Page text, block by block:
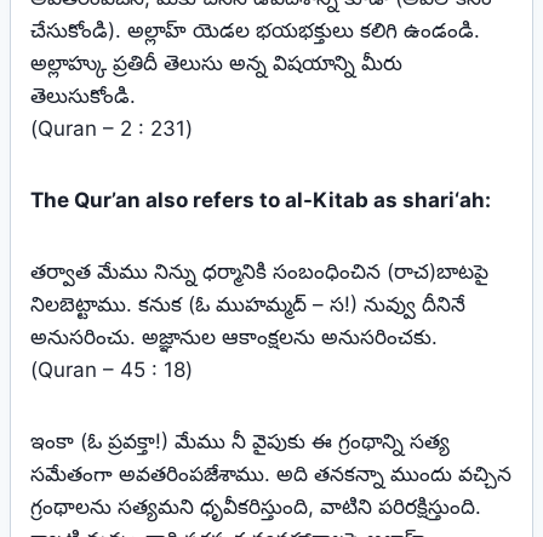
చేసుకోండి). అల్లాహ్ యెడల భయభక్తులు కలిగి ఉండండి.
అల్లాహ్కు ప్రతిదీ తెలుసు అన్న విషయాన్ని మీరు
తెలుసుకోండి.
(Quran – 2 : 231)
The Qur’an also refers to al-Kitab as shari‘ah:
తర్వాత మేము నిన్ను ధర్మానికి సంబంధించిన (రాచ)బాటపై
నిలబెట్టాము. కనుక (ఓ ముహమ్మద్‌ – స!) నువ్వు దీనినే
అనుసరించు. అజ్ఞానుల ఆకాంక్షలను అనుసరించకు.
(Quran – 45 : 18)
ఇంకా (ఓ ప్రవక్తా!) మేము నీ వైపుకు ఈ గ్రంథాన్ని సత్య
సమేతంగా అవతరింపజేశాము. అది తనకన్నా ముందు వచ్చిన
గ్రంథాలను సత్యమని ధృవీకరిస్తుంది, వాటిని పరిరక్షిస్తుంది.